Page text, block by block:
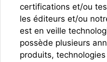
certifications et/ou
les éditeurs et/ou
est en veille
possède plusieurs
produits,